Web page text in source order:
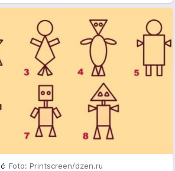
Foto: Printscreen/dzen.ru